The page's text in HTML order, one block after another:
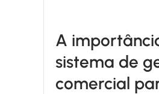
A
sistema de
comercial